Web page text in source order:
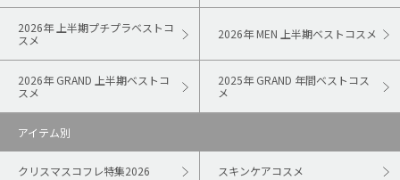
2026年 上半期プチプラベストコ
スメ
2026年 MEN 上半期ベストコスメ
2026年 GRAND 上半期ベストコ
スメ
2025年 GRAND 年間ベストコス
メ
アイテム別
クリスマスコフレ特集2026 スキンケアコスメ